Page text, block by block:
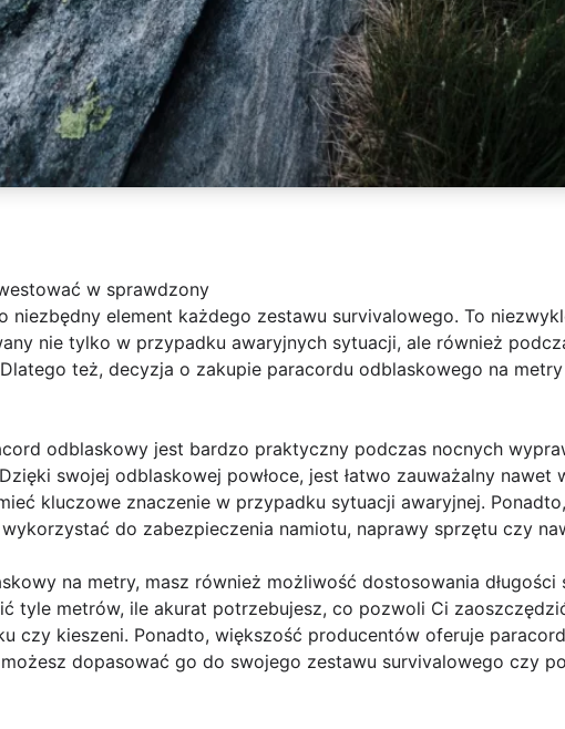
w sprawdzony
niezbędny element każdego zestawu survivalowego. To
nie tylko w przypadku awaryjnych sytuacji, ale również
też, decyzja o zakupie paracordu odblaskowego na
odblaskowy jest bardzo praktyczny podczas nocnych
swojej odblaskowej powłoce, jest łatwo zauważalny nawet
kluczowe znaczenie w przypadku sytuacji awaryjnej.
do zabezpieczenia namiotu, naprawy sprzętu czy
na metry, masz również możliwość dostosowania długości
tyle metrów, ile akurat potrzebujesz, co pozwoli Ci
czy kieszeni. Ponadto, większość producentów oferuje
dopasować go do swojego zestawu survivalowego czy